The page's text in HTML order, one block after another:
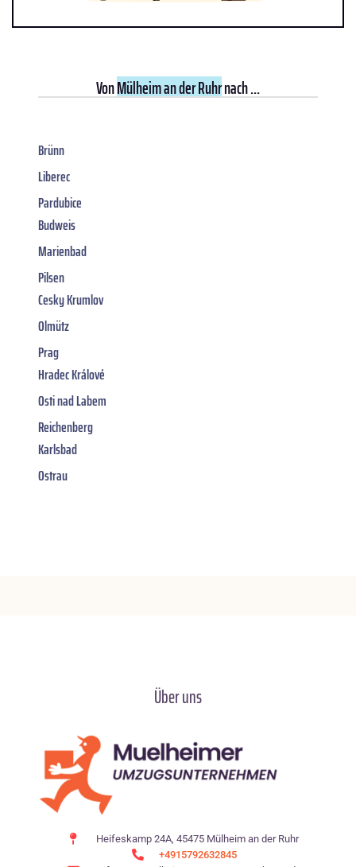
VonMülheim an der Ruhrnach ...
Brünn
Liberec
Pardubice
Budweis
Marienbad
Pilsen
Cesky Krumlov
Olmütz
Prag
Hradec Králové
Osti nad Labem
Reichenberg
Karlsbad
Ostrau
Über uns
Heifeskamp 24A, 45475 Mülheim an der Ruhr
+4915792632845